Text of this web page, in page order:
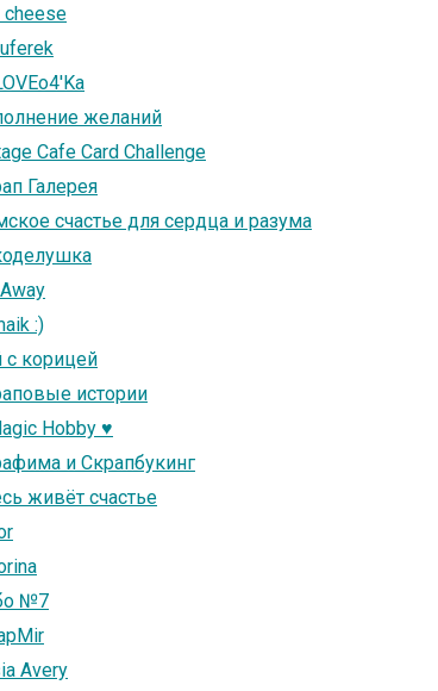
cheese
желаний
Cafe Card Challenge
Галерея
счастье для сердца и разума
:)
с корицей
истории
Hobby ♥
и Скрапбукинг
живёт счастье
№7
Avery